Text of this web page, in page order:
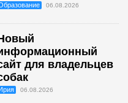
06.08.2026
для владельцев
06.08.2026